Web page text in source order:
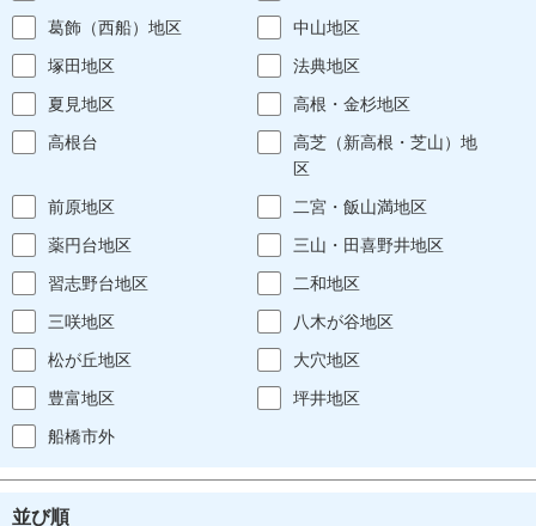
葛飾（西船）地区
中山地区
塚田地区
法典地区
夏見地区
高根・金杉地区
高根台
高芝（新高根・芝山）地
区
前原地区
二宮・飯山満地区
薬円台地区
三山・田喜野井地区
習志野台地区
二和地区
三咲地区
八木が谷地区
松が丘地区
大穴地区
豊富地区
坪井地区
船橋市外
並び順